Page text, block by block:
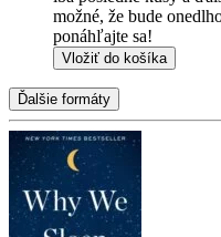
možné, že bude
ponáhľajte sa!
Vložiť do košíka
Ďalšie formáty